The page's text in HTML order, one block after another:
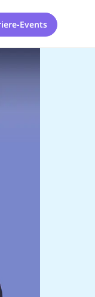
Events